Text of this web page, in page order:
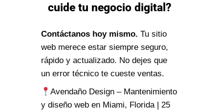
cuide tu negocio digital?
Contáctanos hoy mismo. Tu sitio
web merece estar siempre seguro,
rápido y actualizado. No dejes que
un error técnico te cueste ventas.
Avendaño Design – Mantenimiento
y diseño web en Miami, Florida | 25